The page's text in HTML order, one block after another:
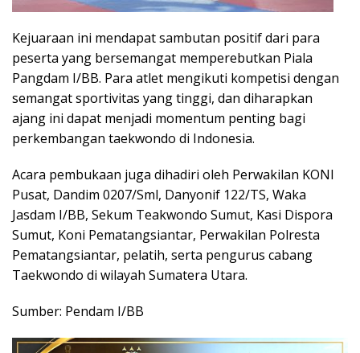
Kejuaraan ini mendapat sambutan positif dari para
peserta yang bersemangat memperebutkan Piala
Pangdam I/BB. Para atlet mengikuti kompetisi dengan
semangat sportivitas yang tinggi, dan diharapkan
ajang ini dapat menjadi momentum penting bagi
perkembangan taekwondo di Indonesia.
Acara pembukaan juga dihadiri oleh Perwakilan KONI
Pusat, Dandim 0207/Sml, Danyonif 122/TS, Waka
Jasdam I/BB, Sekum Teakwondo Sumut, Kasi Dispora
Sumut, Koni Pematangsiantar, Perwakilan Polresta
Pematangsiantar, pelatih, serta pengurus cabang
Taekwondo di wilayah Sumatera Utara.
Sumber: Pendam I/BB